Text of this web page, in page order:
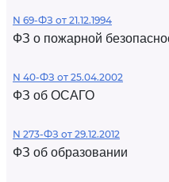
N 69-ФЗ от 21.12.1994
ФЗ о пожарной
N 40-ФЗ от 25.04.2002
ФЗ об ОСАГО
N 273-ФЗ от 29.12.2012
ФЗ об образовании